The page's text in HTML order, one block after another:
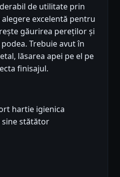
de utilitate prin
excelentă pentru
găurirea pereților și
Trebuie avut în
lăsarea apei pe el pe
finisajul.
hartie igienica
sine stătător